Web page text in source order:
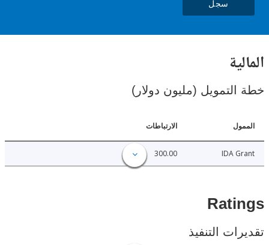
(مليون دولار)
الارتباطات
IDA
التنفيذ